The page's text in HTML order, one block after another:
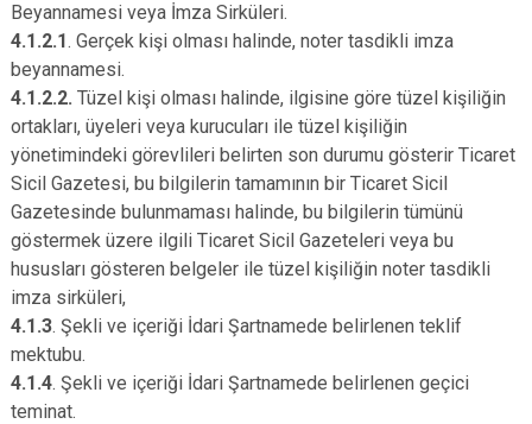
Beyannamesi veya İmza Sirküleri.
4.1.2.1. Gerçek kişi olması halinde, noter tasdikli imza
beyannamesi.
4.1.2.2. Tüzel kişi olması halinde, ilgisine göre tüzel kişiliğin
ortakları, üyeleri veya kurucuları ile tüzel kişiliğin
yönetimindeki görevlileri belirten son durumu gösterir Ticaret
Sicil Gazetesi, bu bilgilerin tamamının bir Ticaret Sicil
Gazetesinde bulunmaması halinde, bu bilgilerin tümünü
göstermek üzere ilgili Ticaret Sicil Gazeteleri veya bu
hususları gösteren belgeler ile tüzel kişiliğin noter tasdikli
imza sirküleri,
4.1.3. Şekli ve içeriği İdari Şartnamede belirlenen teklif
mektubu.
4.1.4. Şekli ve içeriği İdari Şartnamede belirlenen geçici
teminat.